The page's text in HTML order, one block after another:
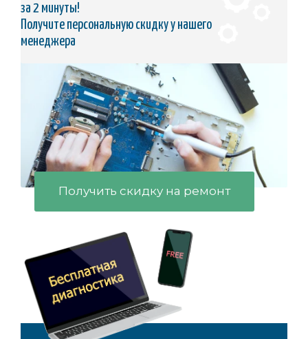
за 2 минуты!
Получите персональную скидку у нашего
менеджера
Получить скидку на ремонт